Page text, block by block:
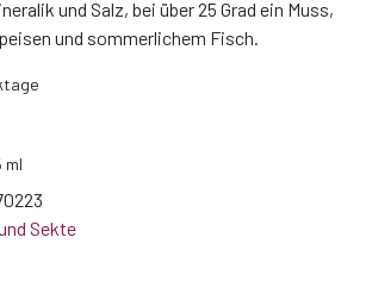
und Salz, bei über 25 Grad ein Muss,
und sommerlichem Fisch.
ml
Sekte